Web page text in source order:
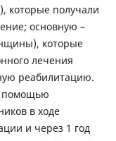
которые получали
основную –
которые
лечения
реабилитацию.
помощью
в ходе
и через 1 год